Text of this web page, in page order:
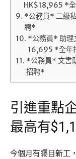
HK$18,965 *
*公務員* 二級
聘*
*公務員* 助理
16,695 *全年
*公務員* 文書
招聘*
引進重點
最高有
今個月有矚目新工